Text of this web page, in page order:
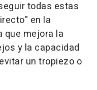
todas estas
en la
que mejora la
y la capacidad
un tropiezo o